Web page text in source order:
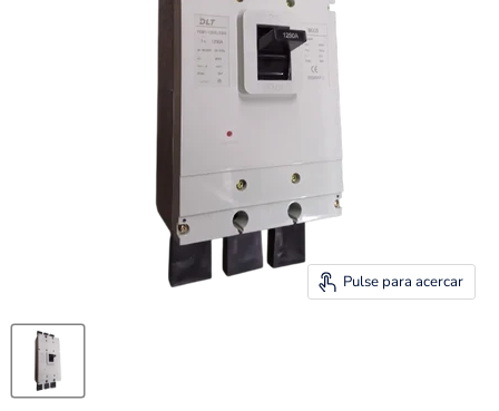
Pulse para acercar